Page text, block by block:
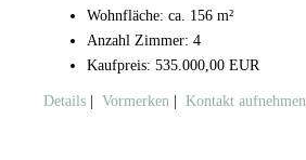
Wohnfläche: ca. 156 m²
Anzahl Zimmer: 4
Kaufpreis: 535.000,00 EUR
Details | Vormerken | Kontakt aufnehmen